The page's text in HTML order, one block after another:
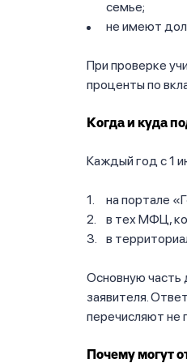
семье;
не имеют
При проверке
проценты по
Когда и куда
Каждый год с 1
на портале
в тех МФЦ,
в
Основную часть
заявителя.
перечисляют не
Почему могут